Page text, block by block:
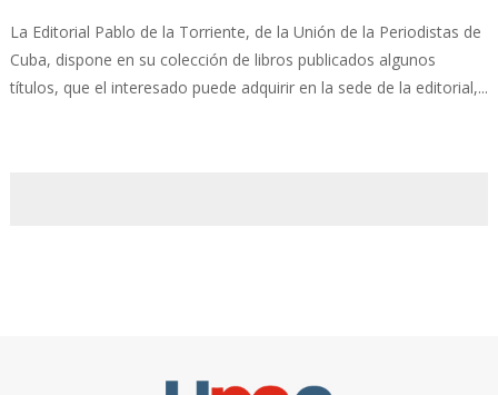
La Editorial Pablo de la Torriente, de la Unión de la Periodistas de
Cuba, dispone en su colección de libros publicados algunos
títulos, que el interesado puede adquirir en la sede de la editorial,...